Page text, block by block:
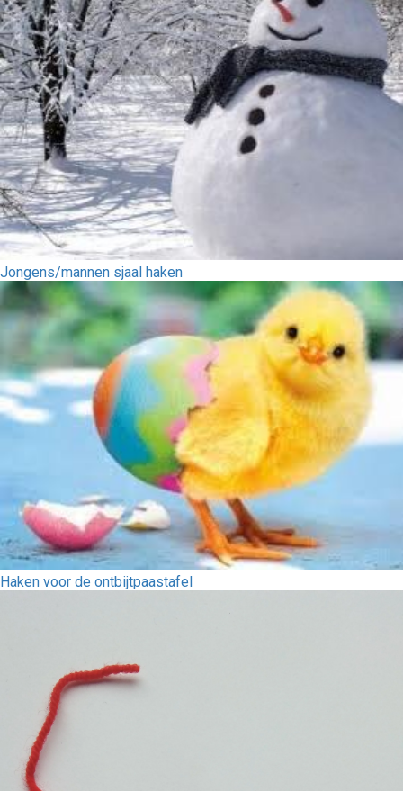
Jongens/mannen sjaal haken
Haken voor de ontbijtpaastafel